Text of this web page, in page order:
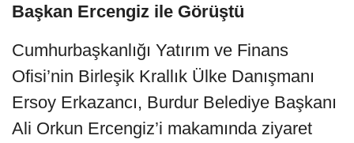
Başkan Ercengiz ile Görüştü
Cumhurbaşkanlığı Yatırım ve Finans
Ofisi’nin Birleşik Krallık Ülke Danışmanı
Ersoy Erkazancı, Burdur Belediye Başkanı
Ali Orkun Ercengiz’i makamında ziyaret